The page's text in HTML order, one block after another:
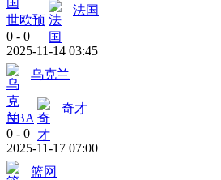
世欧预
法国
0 - 0
2025-11-14 03:45
乌克兰
NBA
奇才
0 - 0
2025-11-17 07:00
篮网